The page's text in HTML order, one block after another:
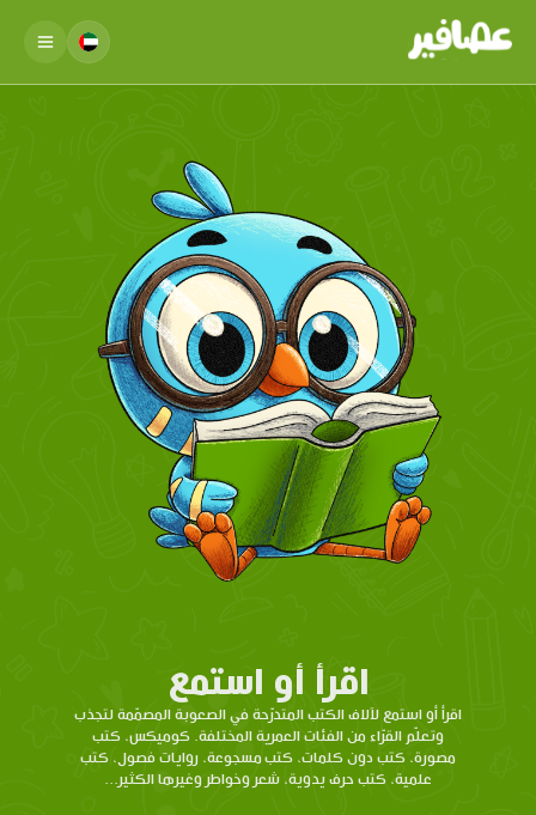
اقرأ أو استمع
اقرأ أو استمع لآلاف الكتب المتدرّحة في الصعوبة المصمّمة لتجذب
وتعلّم القرّاء من الفئات العمرية المختلفة. كوميكس، كتب
مصورة، كتب دون كلمات، كتب مسجوعة، روايات فصول، كتب
علمية، كتب حرف يدوية، شعر وخواطر وغيرها الكثير...